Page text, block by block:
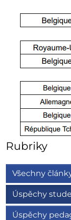
Rubriky
Všechny
Úspěchy
Úspěchy